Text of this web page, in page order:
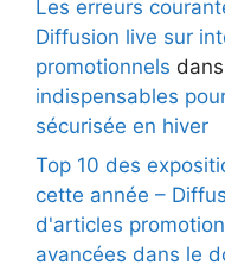
Les erreurs
Diffusion live sur
promotionnels dans
indispensables
sécurisée en hiver
Top 10 des
cette année –
d'articles
avancées dans le